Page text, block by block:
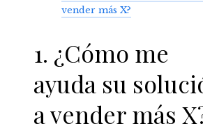
vender más X?
1. ¿Cómo me
ayuda su
a vender más